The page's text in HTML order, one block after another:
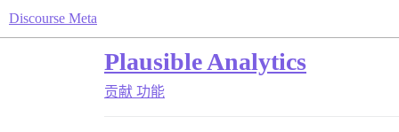
Discourse Meta
Plausible Analytics
贡献 功能